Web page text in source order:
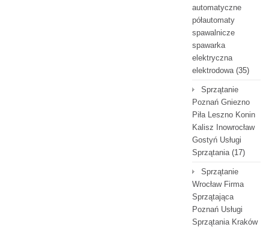
automatyczne
półautomaty
spawalnicze
spawarka
elektryczna
elektrodowa(35)
Sprzątanie
Poznań Gniezno
Piła Leszno Konin
Kalisz Inowrocław
Gostyń Usługi
Sprzątania(17)
Sprzątanie
Wrocław Firma
Sprzątająca
Poznań Usługi
Sprzątania Kraków